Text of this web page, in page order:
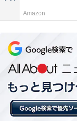
Amazon